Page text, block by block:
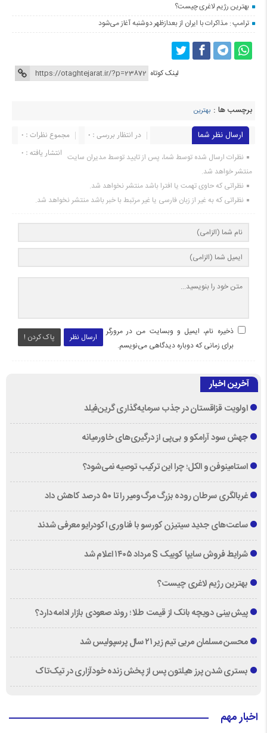
بهترین رژیم لاغری چیست؟
ترامپ : مذاکرات با ایران از بعدازظهر دوشنبه آغاز می‌شود
لینک کوتاه
برچسب ها : بهترین
ارسال نظر شما مجموع نظرات : 0
در انتظار بررسی : 0
انتشار یافته : 0 نظرات ارسال شده توسط شما، پس از تایید توسط مدیران سایت
منتشر خواهد شد.
نظراتی که حاوی تهمت یا افترا باشد منتشر نخواهد شد.
نظراتی که به غیر از زبان فارسی یا غیر مرتبط با خبر باشد منتشر نخواهد شد.
ارسال نظر پاک کردن !
ذخیره نام، ایمیل و وبسایت من در مرورگر
برای زمانی که دوباره دیدگاهی می‌نویسم.
آخرین اخبار
اولویت قزاقستان در جذب سرمایه‌گذاری گرین‌فیلد
جهش سود آرامکو و بی‌پی از درگیری‌های خاورمیانه
استامینوفن و الکل؛ چرا این ترکیب توصیه نمی‌شود؟
غربالگری سرطان روده بزرگ مرگ‌ومیر را تا ۵۰ درصد کاهش داد
ساعت‌های جدید سیتیزن کورسو با فناوری اکودرایو معرفی شدند
شرایط فروش سایپا کوییک S مرداد ۱۴۰۵ اعلام شد
بهترین رژیم لاغری چیست؟
پیش‌بینی دویچه‌ بانک از قیمت طلا ؛ روند صعودی بازار ادامه دارد؟
محسن مسلمان مربی تیم زیر ۲۱ سال پرسپولیس شد
بستری شدن پرز هیلتون پس از پخش زنده خودآزاری در تیک‌تاک
اخبار مهم